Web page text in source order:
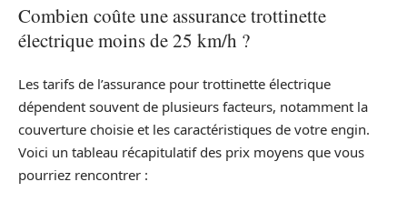
Combien coûte une assurance trottinette
électrique moins de 25 km/h ?
Les tarifs de l’assurance pour trottinette électrique
dépendent souvent de plusieurs facteurs, notamment la
couverture choisie et les caractéristiques de votre engin.
Voici un tableau récapitulatif des prix moyens que vous
pourriez rencontrer :